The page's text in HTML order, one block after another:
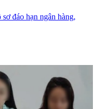
đáo hạn ngân hàng,